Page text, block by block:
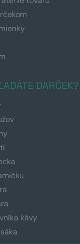
DARČEK?
kávy